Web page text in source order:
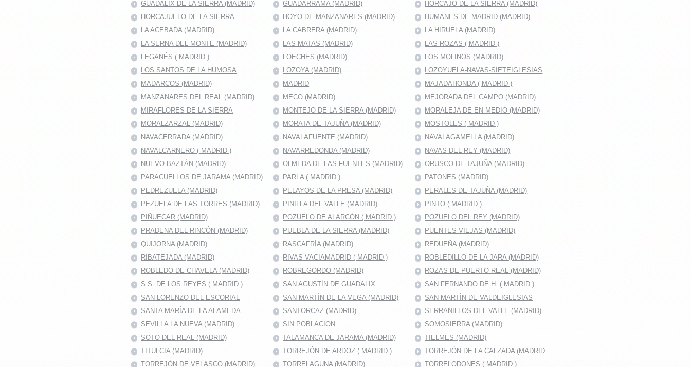
GUADALIX DE LA SIERRA (MADRID)
GUADARRAMA (MADRID)
HORCAJO DE LA SIERRA (MADRID)
HORCAJUELO DE LA SIERRA
HOYO DE MANZANARES (MADRID)
HUMANES DE MADRID (MADRID)
LA ACEBADA (MADRID)
LA CABRERA (MADRID)
LA HIRUELA (MADRID)
LA SERNA DEL MONTE (MADRID)
LAS MATAS (MADRID)
LAS ROZAS ( MADRID )
LEGANÉS ( MADRID )
LOECHES (MADRID)
LOS MOLINOS (MADRID)
LOS SANTOS DE LA HUMOSA
LOZOYA (MADRID)
LOZOYUELA-NAVAS-SIETEIGLESIAS
MADARCOS (MADRID)
MADRID
MAJADAHONDA ( MADRID )
MANZANARES DEL REAL (MADRID)
MECO (MADRID)
MEJORADA DEL CAMPO (MADRID)
MIRAFLORES DE LA SIERRA
MONTEJO DE LA SIERRA (MADRID)
MORALEJA DE EN MEDIO (MADRID)
MORALZARZAL (MADRID)
MORATA DE TAJUÑA (MADRID)
MOSTOLES ( MADRID )
NAVACERRADA (MADRID)
NAVALAFUENTE (MADRID)
NAVALAGAMELLA (MADRID)
NAVALCARNERO ( MADRID )
NAVARREDONDA (MADRID)
NAVAS DEL REY (MADRID)
NUEVO BAZTÁN (MADRID)
OLMEDA DE LAS FUENTES (MADRID)
ORUSCO DE TAJUÑA (MADRID)
PARACUELLOS DE JARAMA (MADRID)
PARLA ( MADRID )
PATONES (MADRID)
PEDREZUELA (MADRID)
PELAYOS DE LA PRESA (MADRID)
PERALES DE TAJUÑA (MADRID)
PEZUELA DE LAS TORRES (MADRID)
PINILLA DEL VALLE (MADRID)
PINTO ( MADRID )
PIÑUECAR (MADRID)
POZUELO DE ALARCÓN ( MADRID )
POZUELO DEL REY (MADRID)
PRADENA DEL RINCÓN (MADRID)
PUEBLA DE LA SIERRA (MADRID)
PUENTES VIEJAS (MADRID)
QUIJORNA (MADRID)
RASCAFRÍA (MADRID)
REDUEÑA (MADRID)
RIBATEJADA (MADRID)
RIVAS VACIAMADRID ( MADRID )
ROBLEDILLO DE LA JARA (MADRID)
ROBLEDO DE CHAVELA (MADRID)
ROBREGORDO (MADRID)
ROZAS DE PUERTO REAL (MADRID)
S.S. DE LOS REYES ( MADRID )
SAN AGUSTÍN DE GUADALIX
SAN FERNANDO DE H. ( MADRID )
SAN LORENZO DEL ESCORIAL
SAN MARTÍN DE LA VEGA (MADRID)
SAN MARTÍN DE VALDEIGLESIAS
SANTA MARÍA DE LA ALAMEDA
SANTORCAZ (MADRID)
SERRANILLOS DEL VALLE (MADRID)
SEVILLA LA NUEVA (MADRID)
SIN POBLACION
SOMOSIERRA (MADRID)
SOTO DEL REAL (MADRID)
TALAMANCA DE JARAMA (MADRID)
TIELMES (MADRID)
TITULCIA (MADRID)
TORREJÓN DE ARDOZ ( MADRID )
TORREJÓN DE LA CALZADA (MADRID
TORREJÓN DE VELASCO (MADRID)
TORRELAGUNA (MADRID) TORRELODONES ( MADRID )